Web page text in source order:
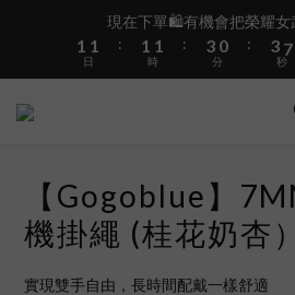
盛夏限定☀️週週抽LINE POINT
現在下單🛍️有機會把榮耀女
1
0
1
0
日
:
2
1
0
2
1
0
時
:
4
3
2
1
0
分
:
4
3
2
8
7
6
1
0
秒
i17正式開賣✨點我加入新會
盛夏限定☀️週週抽LINE POINT
【Gogoblue】
機掛繩 (桂花奶杏）
實現雙手自由，長時間配戴一樣舒適